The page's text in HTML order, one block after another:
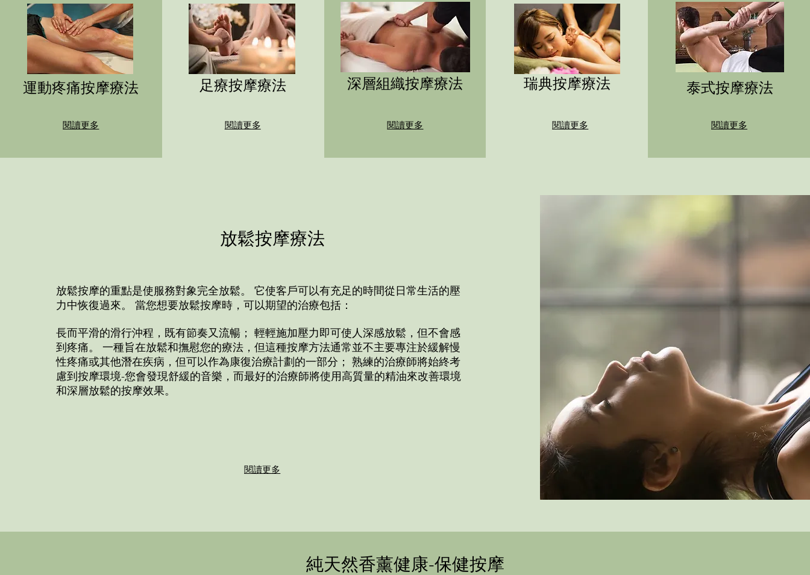
運動疼痛按摩療法
閱讀更多
足療按摩療法
閱讀更多
深層組織按摩療法
閱讀更多
瑞典按摩療法
閱讀更多
泰式按摩療法
閱讀更多
放鬆按摩療法
放鬆按摩的重點是使服務對象完全放鬆。 它使客戶可以有充足的時間從日常生活的壓
力中恢復過來。 當您想要放鬆按摩時，可以期望的治療包括：
長而平滑的滑行沖程，既有節奏又流暢； 輕輕施加壓力即可使人深感放鬆，但不會感
到疼痛。 一種旨在放鬆和撫慰您的療法，但這種按摩方法通常並不主要專注於緩解慢
性疼痛或其他潛在疾病，但可以作為康復治療計劃的一部分； 熟練的治療師將始終考
慮到按摩環境-您會發現舒緩的音樂，而最好的治療師將使用高質量的精油來改善環境
和深層放鬆的按摩效果。
閱讀更多
純天然香薰健康-保健按摩